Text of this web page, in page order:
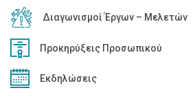
Διαγωνισμοί Έργων – Μελετών
Προκηρύξεις Προσωπικού
Εκδηλώσεις